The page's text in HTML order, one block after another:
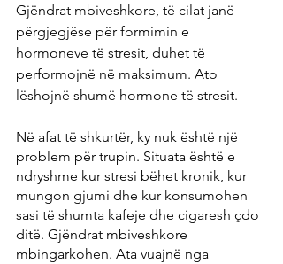
Gjëndrat mbiveshkore, të cilat janë
përgjegjëse për formimin e
hormoneve të stresit, duhet të
performojnë në maksimum. Ato
lëshojnë shumë hormone të stresit.
Në afat të shkurtër, ky nuk është një
problem për trupin. Situata është e
ndryshme kur stresi bëhet kronik, kur
mungon gjumi dhe kur konsumohen
sasi të shumta kafeje dhe cigaresh çdo
ditë. Gjëndrat mbiveshkore
mbingarkohen. Ata vuajnë nga